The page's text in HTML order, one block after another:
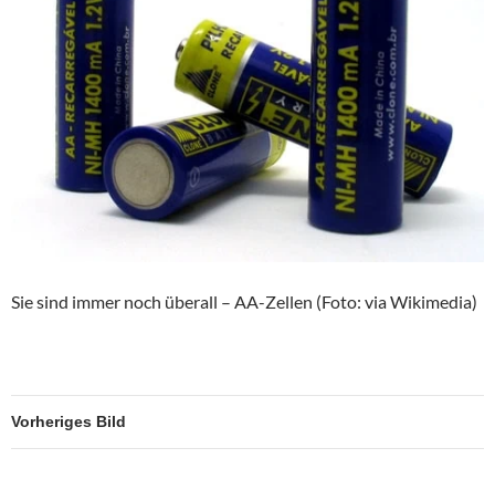
Sie sind immer noch überall – AA-Zellen (Foto: via Wikimedia)
Vorheriges Bild